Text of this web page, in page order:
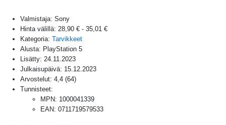
Valmistaja: Sony
Hinta välillä: 28,90 € - 35,01 €
Kategoria: Tarvikkeet
Alusta: PlayStation 5
Lisätty: 24.11.2023
Julkaisupäivä: 15.12.2023
Arvostelut: 4,4 (64)
Tunnisteet:
MPN: 1000041339
EAN: 0711719579533